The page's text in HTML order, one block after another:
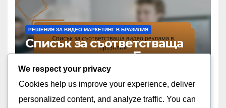
РЕШЕНИЯ ЗА ВИДЕО МАРКЕТИНГ В БРАЗИЛИЯ
Списък за съответстваща
видео реклама в Бразилия
18/11/2025 ОЛИВИЯ ГРАНТ
We respect your privacy
Cookies help us improve your experience, deliver
personalized content, and analyze traffic. You can